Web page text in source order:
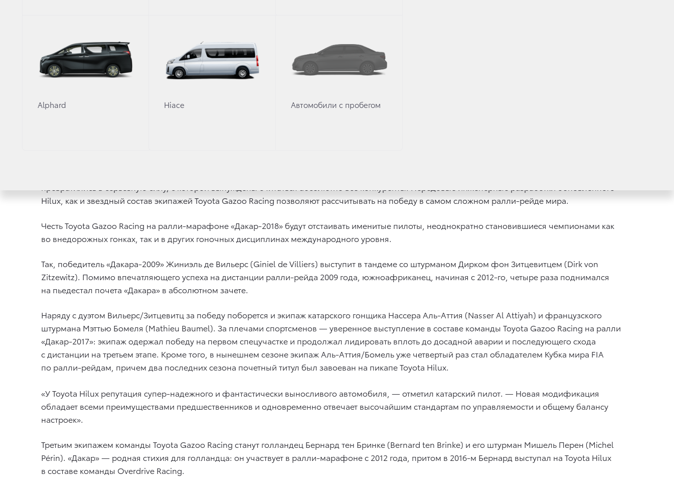
Alphard Hiace Автомобили с пробегом
де Вильерс, а также известный футбольный тренер Андре Виллаш-Боаш, который ранее возглавлял «Челси» и «Зенит».
В классе Production выступит Акира Миура и его Land Cruiser 200 из команды Toyota Auto Body — главный претендент на победу
Уверенные позиции бренда очевидны ещё до старта ралли-рейда — почти каждый второй экипаж Дакара-2018, продолжая многолетний
Hilux, как и звездный состав экипажей Toyota Gazoo Racing позволяют рассчитывать на победу в самом сложном ралли-рейде мира.
Честь Toyota Gazoo Racing на ралли-марафоне «Дакар-2018» будут отстаивать именитые пилоты, неоднократно становившиеся чемпионами как
во внедорожных гонках, так и в других гоночных дисциплинах международного уровня.
Так, победитель «Дакара-2009» Жиниэль де Вильерс (Giniel de Villiers) выступит в тандеме со штурманом Дирком фон Зитцевитцем (Dirk von
Zitzewitz). Помимо впечатляющего успеха на дистанции ралли-рейда 2009 года, южноафриканец, начиная с 2012-го, четыре раза поднимался
на пьедестал почета «Дакара» в абсолютном зачете.
Наряду с дуэтом Вильерс/Зитцевитц за победу поборется и экипаж катарского гонщика Нассера Аль-Аттия (Nasser Al Attiyah) и французского
штурмана Мэттью Бомеля (Mathieu Baumel). За плечами спортсменов — уверенное выступление в составе команды Toyota Gazoo Racing на ралли
«Дакар-2017»: экипаж одержал победу на первом спецучастке и продолжал лидировать вплоть до досадной аварии и последующего схода
с дистанции на третьем этапе. Кроме того, в нынешнем сезоне экипаж Аль-Аттия/Бомель уже четвертый раз стал обладателем Кубка мира FIA
по ралли-рейдам, причем два последних сезона почетный титул был завоеван на пикапе Toyota Hilux.
«У Toyota Hilux репутация супер-надежного и фантастически выносливого автомобиля, — отметил катарcкий пилот. — Новая модификация
обладает всеми преимуществами предшественников и одновременно отвечает высочайшим стандартам по управляемости и общему балансу
настроек».
Третьим экипажем команды Toyota Gazoo Racing станут голландец Бернард тен Бринке (Bernard ten Brinke) и его штурман Мишель Перен (Michel
Périn). «Дакар» — родная стихия для голландца: он участвует в ралли-марафоне с 2012 года, притом в 2016-м Бернард выступал на Toyota Hilux
в составе команды Overdrive Racing.